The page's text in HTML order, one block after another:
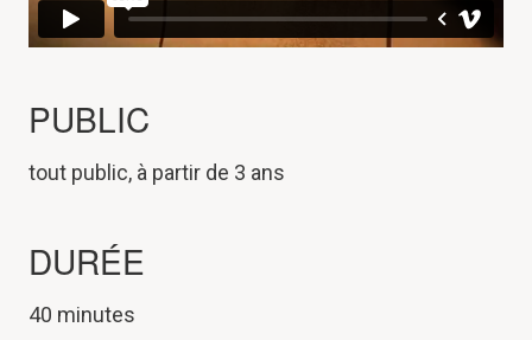
PUBLIC
tout public, à partir de 3 ans
DURÉE
40 minutes